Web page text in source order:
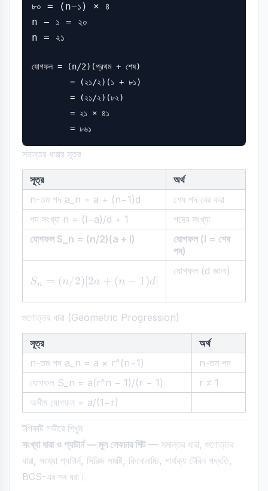
৮০ = (n−১) × ৪
n − ১ = ২০
n = ২১
যোগফল = (n/2)(প্রথম + শেষ)
        = (২১/২)(১ + ৮১)
        = (২১/২)(৮২)
        = ২১ × ৪১
সমান্তর ধারার সূত্র
সূত্র
অর্থ
n-তম পদ a_n = a + (n−1)d
শেষ পদ বের করা
পদ সংখ্যা n = (l−a)/d + 1
পদের সংখ্যা
যোগফল S_n = (n/2)(a + l)
যোগফল (l = শেষ
পদ)
S_n = (n/2)[2a + (n−1)d]
Sn = (n/2)[2a + (n − 1)d]
যোগফল (d জানা)
গুণোত্তর ধারা (Geometric Progression)
সূত্র
অর্থ
n-তম পদ a_n = a × r^(n−1)
n-তম পদ
যোগফল S_n = a(r^n − 1)/(r − 1)
r ≠ 1
অসীম যোগফল = a/(1−r)
টপিকটি গভীরে শিখুন
সংখ্যা ধারা ও প্যাটার্ন — মূল লেকচার শিট— সমান্তর ধারা, গুণোত্তর
ধারা, সংখ্যা প্যাটার্ন, সিরিজ সমষ্টি, ফিবোনাচ্চি, পার্থক্য টেবিল পদ্ধতি,
BCS-এর সব ধরা।